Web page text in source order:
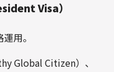
Visa）
用。
Global Citizen）、